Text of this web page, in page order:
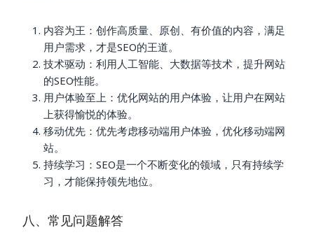
内容为王：创作高质量、原创、有价值的内容，满足
用户需求，才是SEO的王道。
技术驱动：利用人工智能、大数据等技术，提升网站
的SEO性能。
用户体验至上：优化网站的用户体验，让用户在网站
上获得愉悦的体验。
移动优先：优先考虑移动端用户体验，优化移动端网
站。
持续学习：SEO是一个不断变化的领域，只有持续学
习，才能保持领先地位。
八、常见问题解答